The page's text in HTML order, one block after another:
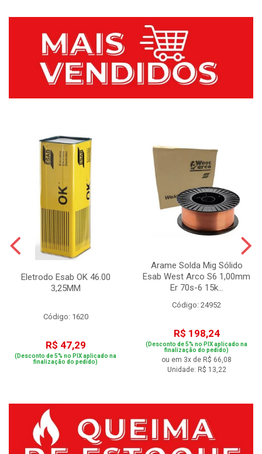
Eletrodo Esab OK 46.00
3,25MM
Código: 1620
R$ 47,29
(Desconto de 5% no PIX aplicado na
finalização do pedido)
Arame Solda Mig Sólido
Esab West Arco S6 1,00mm
Er 70s-6 15k...
Código: 24952
R$ 198,24
(Desconto de 5% no PIX aplicado na
finalização do pedido)
ou em 3x de R$ 66,08
Unidade: R$ 13,22